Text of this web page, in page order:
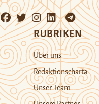
RUBRIKEN
Über uns
Redaktionscharta
Unser Team